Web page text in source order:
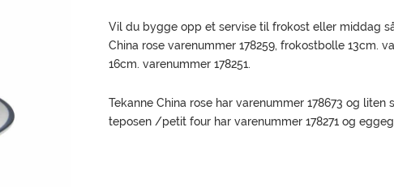
Vil du bygge opp et servise til frokost eller middag
China rose varenummer 178259, frokostbolle 13cm.
16cm. varenummer 178251.
Tekanne China rose har varenummer 178673 og liten
teposen /petit four har varenummer 178271 og